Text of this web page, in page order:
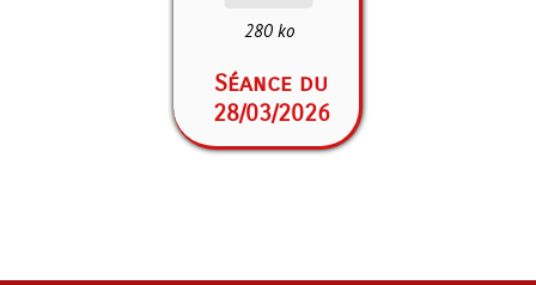
280 ko
Séance du
28/03/2026